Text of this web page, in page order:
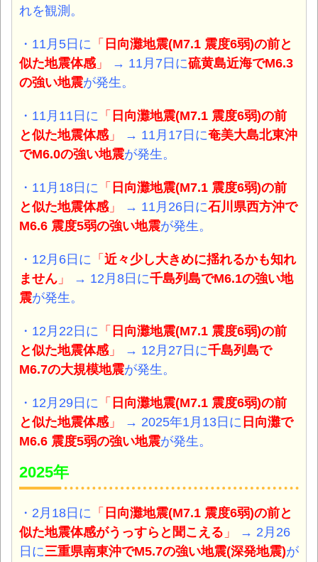
れを観測。
・11月5日に 「 日向灘地震(M7.1 震度6弱)の前と
似た地震体感 」 → 11月7日に硫黄島近海でM6.3
の強い地震が発生。
・11月11日に 「 日向灘地震(M7.1 震度6弱)の前
と似た地震体感 」 → 11月17日に奄美大島北東沖
でM6.0の強い地震が発生。
・11月18日に 「 日向灘地震(M7.1 震度6弱)の前
と似た地震体感 」 → 11月26日に石川県西方沖で
M6.6 震度5弱の強い地震が発生。
・12月6日に 「 近々少し大きめに揺れるかも知れ
ません 」 → 12月8日に千島列島でM6.1の強い地
震が発生。
・12月22日に 「 日向灘地震(M7.1 震度6弱)の前
と似た地震体感 」 → 12月27日に千島列島で
M6.7の大規模地震が発生。
・12月29日に 「 日向灘地震(M7.1 震度6弱)の前
と似た地震体感 」 → 2025年1月13日に 日向灘で
M6.6 震度5弱の強い地震が発生。
2025年
・2月18日に 「 日向灘地震(M7.1 震度6弱)の前と
似た地震体感がうっすらと聞こえる 」
→ 2月26
日に三重県南東沖でM5.7の強い地震(深発地震)が